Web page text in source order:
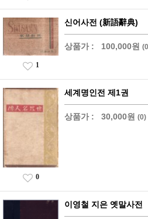
신어사전 (新語辭典)
상품가 : 100,000원
1
세계명인전 제1권
상품가 : 30,000원 (0)
0
이영철 지은 옛말사전